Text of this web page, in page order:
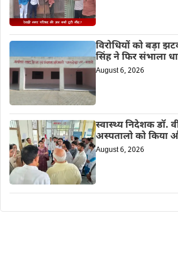
विरोधियों को बड़ा
सिंह ने फिर संभाला
August 6, 2026
स्वास्थ्य निदेशक डॉ.
अस्पतालो को किया
August 6, 2026